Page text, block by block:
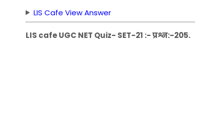
LIS Cafe View Answer
LIS cafe UGC NET Quiz- SET-21 :- प्रश्न:-205.